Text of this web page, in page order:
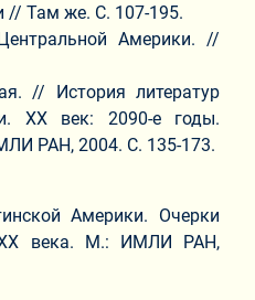
// Там же. С. 107-195.
Америки. //
// История литератур
ХХ век: 2090-е годы.
РАН, 2004. С. 135-173.
Америки. Очерки
ХХ века. М.: ИМЛИ РАН,